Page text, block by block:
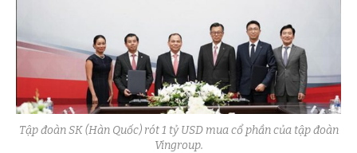
Tập đoàn SK (Hàn Quốc) rót 1 tỷ USD mua cổ phần của tập đoàn
Vingroup.